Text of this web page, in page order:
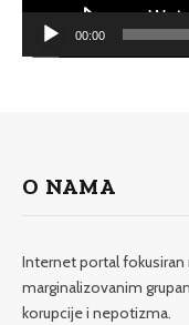
00:00
O NAMA
Internet portal fokusiran
marginalizovanim
korupcije i nepotizma.